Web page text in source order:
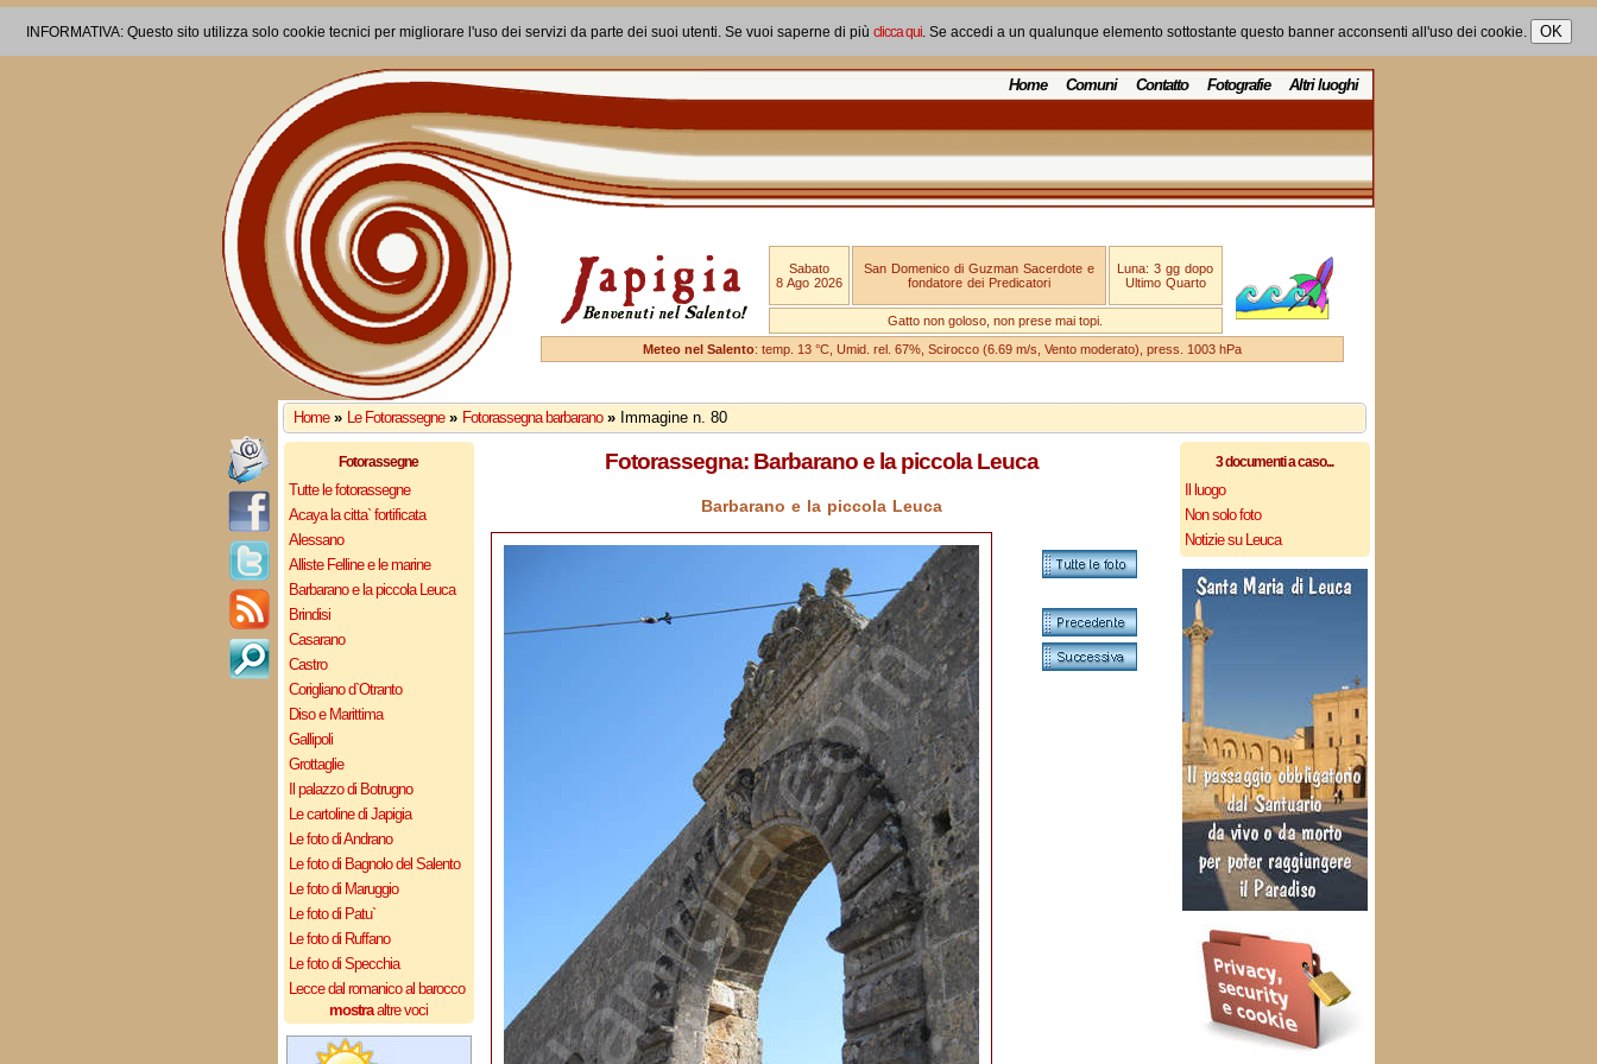
INFORMATIVA: Questo sito utilizza solo cookie tecnici per migliorare l'uso dei servizi da parte dei suoi utenti. Se vuoi saperne di più clicca qui. Se accedi a un qualunque elemento sottostante questo banner acconsenti all'uso dei cookie.
Home Comuni Contatto Fotografie Altri luoghi
Sabato
8 Ago 2026
San Domenico di Guzman Sacerdote e
fondatore dei Predicatori
Luna: 3 gg dopo
Ultimo Quarto
Gatto non goloso, non prese mai topi.
Meteo nel Salento: temp. 13 °C, Umid. rel. 67%, Scirocco (6.69 m/s, Vento moderato), press. 1003 hPa
Home » Le Fotorassegne » Fotorassegna barbarano » Immagine n. 80
Fotorassegne
Tutte le fotorassegne
Acaya la citta` fortificata
Alessano
Alliste Felline e le marine
Barbarano e la piccola Leuca
Brindisi
Casarano
Castro
Corigliano d`Otranto
Diso e Marittima
Gallipoli
Grottaglie
Il palazzo di Botrugno
Le cartoline di Japigia
Le foto di Andrano
Le foto di Bagnolo del Salento
Le foto di Maruggio
Le foto di Patu`
Le foto di Ruffano
Le foto di Specchia
Lecce dal romanico al barocco
mostraaltre voci
Fotorassegna: Barbarano e la piccola Leuca
Barbarano e la piccola Leuca
3 documenti a caso...
Il luogo
Non solo foto
Notizie su Leuca